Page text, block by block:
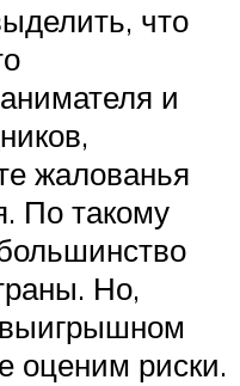
что
и
жалованья
По такому
Но,
оценим риски.